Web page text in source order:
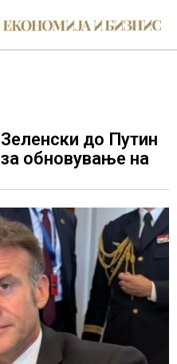
до Путин
обновување на